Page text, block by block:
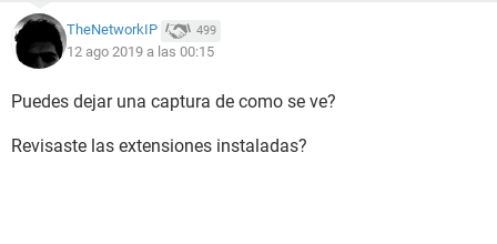
TheNetworkIP 499
12 ago 2019 a las 00:15
Puedes dejar una captura de como se ve?
Revisaste las extensiones instaladas?